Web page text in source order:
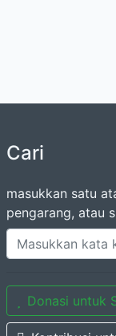
Cari
masukkan satu
pengarang, atau
Donasi untuk